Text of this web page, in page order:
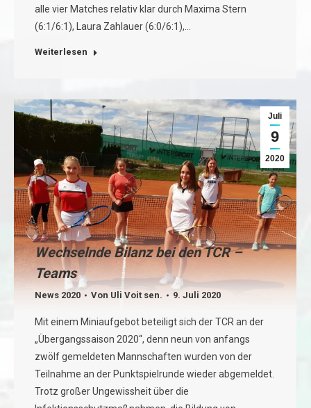
alle vier Matches relativ klar durch Maxima Stern
(6:1/6:1), Laura Zahlauer (6:0/6:1),…
Weiterlesen
Juli
9
2020
Wechselnde Bilanz bei den TCR –
Teams
News 2020 Von Uli Voit sen. 9. Juli 2020
Mit einem Miniaufgebot beteiligt sich der TCR an der
„Übergangssaison 2020“, denn neun von anfangs
zwölf gemeldeten Mannschaften wurden von der
Teilnahme an der Punktspielrunde wieder abgemeldet.
Trotz großer Ungewissheit über die